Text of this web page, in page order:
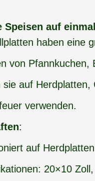
Speisen auf
haben eine
von Pfannkuchen,
sie auf
verwenden.
:
auf
20×10